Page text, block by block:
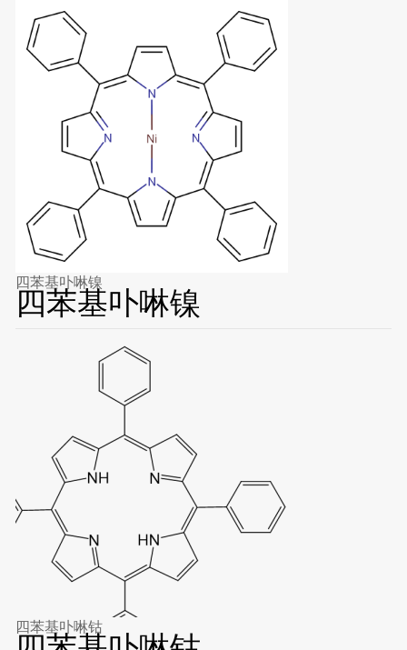
四苯基卟啉镍
四苯基卟啉镍
四苯基卟啉钴